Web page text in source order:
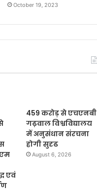
October 19, 2023
एवं
459 करोड़ से एचएनबी
गढ़वाल विश्वविद्यालय
में अनुसंधान संरचना
होगी सुदृढ
August 6, 2026